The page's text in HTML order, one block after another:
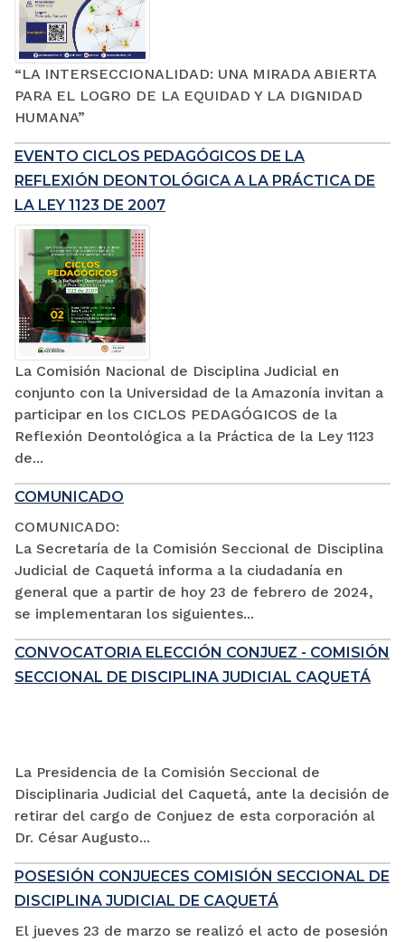
“LA INTERSECCIONALIDAD: UNA MIRADA ABIERTA
PARA EL LOGRO DE LA EQUIDAD Y LA DIGNIDAD
HUMANA”
EVENTO CICLOS PEDAGÓGICOS DE LA
REFLEXIÓN DEONTOLÓGICA A LA PRÁCTICA DE
LA LEY 1123 DE 2007
La Comisión Nacional de Disciplina Judicial en
conjunto con la Universidad de la Amazonía invitan a
participar en los CICLOS PEDAGÓGICOS de la
Reflexión Deontológica a la Práctica de la Ley 1123
de...
COMUNICADO
COMUNICADO:
La Secretaría de la Comisión Seccional de Disciplina
Judicial de Caquetá informa a la ciudadanía en
general que a partir de hoy 23 de febrero de 2024,
se implementaran los siguientes...
CONVOCATORIA ELECCIÓN CONJUEZ - COMISIÓN
SECCIONAL DE DISCIPLINA JUDICIAL CAQUETÁ
La Presidencia de la Comisión Seccional de
Disciplinaria Judicial del Caquetá, ante la decisión de
retirar del cargo de Conjuez de esta corporación al
Dr. César Augusto...
POSESIÓN CONJUECES COMISIÓN SECCIONAL DE
DISCIPLINA JUDICIAL DE CAQUETÁ
El jueves 23 de marzo se realizó el acto de posesión